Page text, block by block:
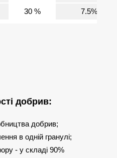
30 % 7.5%
добрив:
добрив;
в одній гранулі;
- у складі 90%